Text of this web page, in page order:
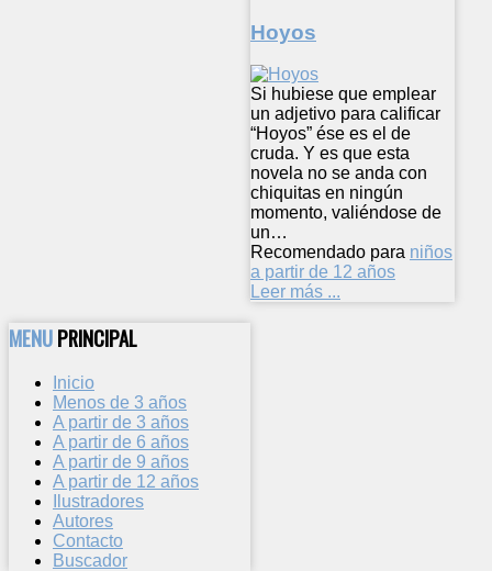
Hoyos
Si hubiese que emplear
un adjetivo para calificar
“Hoyos” ése es el de
cruda. Y es que esta
novela no se anda con
chiquitas en ningún
momento, valiéndose de
un…
Recomendado para niños
a partir de 12 años
Leer más ...
MENUPRINCIPAL
Inicio
Menos de 3 años
A partir de 3 años
A partir de 6 años
A partir de 9 años
A partir de 12 años
Ilustradores
Autores
Contacto
Buscador